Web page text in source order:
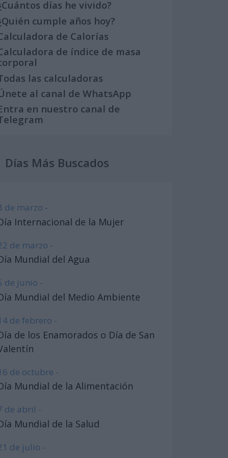
días he vivido?
cumple años hoy?
de Calorías
de índice de masa
las calculadoras
al canal de WhatsApp
en nuestro canal de
Días Más Buscados
de marzo -
Internacional de la Mujer
de marzo -
Mundial del Agua
de junio -
Mundial del Medio Ambiente
de febrero -
de los Enamorados o Día de San
de octubre -
Mundial de la Alimentación
de abril -
Mundial de la Salud
de julio -